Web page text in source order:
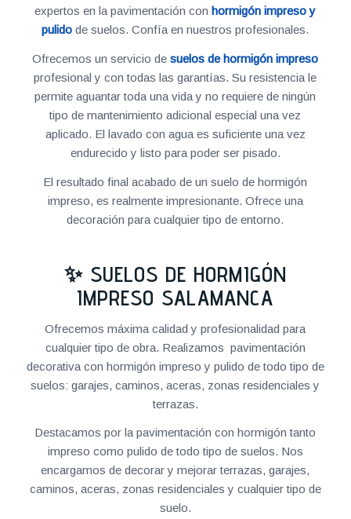
expertos en la pavimentación conhormigón impreso y
pulido de suelos. Confía en nuestros profesionales.
Ofrecemos un servicio desuelos de hormigón impreso
profesional y con todas las garantías. Su resistencia le
permite aguantar toda una vida y no requiere de ningún
tipo de mantenimiento adicional especial una vez
aplicado. El lavado con agua es suficiente una vez
endurecido y listo para poder ser pisado.
El resultado final acabado de un suelo de hormigón
impreso, es realmente impresionante. Ofrece una
decoración para cualquier tipo de entorno.
✨ SUELOS DE HORMIGÓN
IMPRESO SALAMANCA
Ofrecemos máxima calidad y profesionalidad para
cualquier tipo de obra. Realizamos pavimentación
decorativa con hormigón impreso y pulido de todo tipo de
suelos: garajes, caminos, aceras, zonas residenciales y
terrazas.
Destacamos por la pavimentación con hormigón tanto
impreso como pulido de todo tipo de suelos. Nos
encargamos de decorar y mejorar terrazas, garajes,
caminos, aceras, zonas residenciales y cualquier tipo de
suelo.